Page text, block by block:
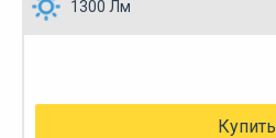
1300 Лм
Купить